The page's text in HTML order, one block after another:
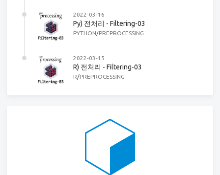
2022-03-16
Py) 전처리 - Filtering-03
PYTHON/PREPROCESSING
2022-03-15
R) 전처리 - Filtering-03
R/PREPROCESSING